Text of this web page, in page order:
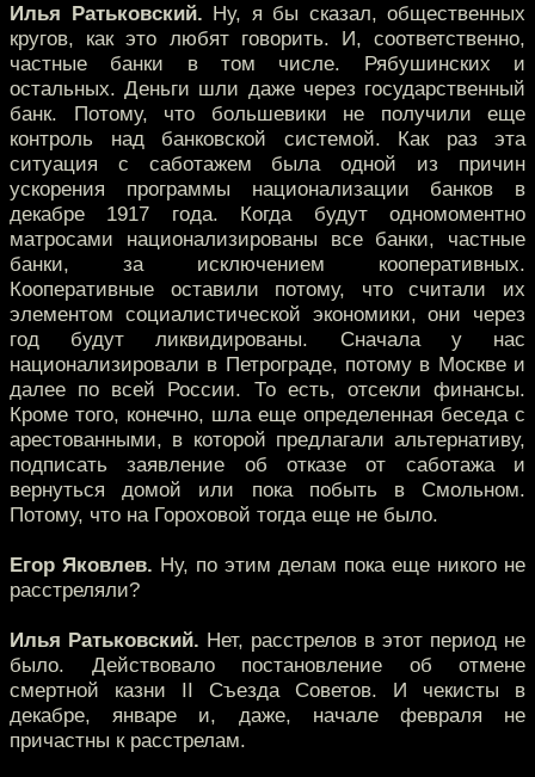
Илья Ратьковский. Ну, я бы сказал, общественных
кругов, как это любят говорить. И, соответственно,
частные банки в том числе. Рябушинских и
остальных. Деньги шли даже через государственный
банк. Потому, что большевики не получили еще
контроль над банковской системой. Как раз эта
ситуация с саботажем была одной из причин
ускорения программы национализации банков в
декабре 1917 года. Когда будут одномоментно
матросами национализированы все банки, частные
банки, за исключением кооперативных.
Кооперативные оставили потому, что считали их
элементом социалистической экономики, они через
год будут ликвидированы. Сначала у нас
национализировали в Петрограде, потому в Москве и
далее по всей России. То есть, отсекли финансы.
Кроме того, конечно, шла еще определенная беседа с
арестованными, в которой предлагали альтернативу,
подписать заявление об отказе от саботажа и
вернуться домой или пока побыть в Смольном.
Потому, что на Гороховой тогда еще не было.
Егор Яковлев. Ну, по этим делам пока еще никого не
расстреляли?
Илья Ратьковский. Нет, расстрелов в этот период не
было. Действовало постановление об отмене
смертной казни II Съезда Советов. И чекисты в
декабре, январе и, даже, начале февраля не
причастны к расстрелам.